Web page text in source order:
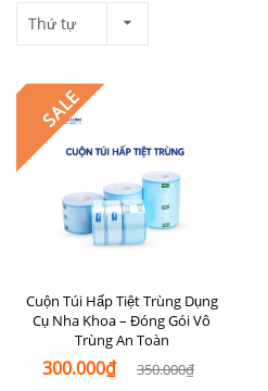
Thứ tự
SALE
Cuộn Túi Hấp Tiệt Trùng Dụng
Cụ Nha Khoa – Đóng Gói Vô
Trùng An Toàn
300.000₫ 350.000₫